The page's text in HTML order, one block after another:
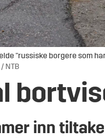
"russiske borgere som
NTB
inn